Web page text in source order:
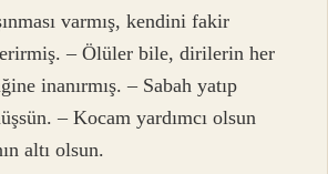
varmış, kendini fakir
– Ölüler bile, dirilerin her
inanırmış. – Sabah yatıp
– Kocam yardımcı olsun
altı olsun.